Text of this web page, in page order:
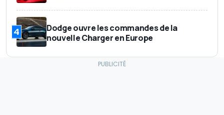
4
Dodge ouvre les commandes de la
nouvelle Charger en Europe